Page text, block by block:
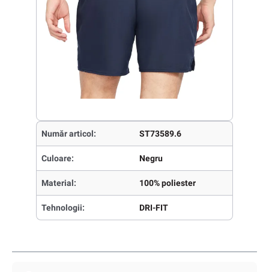
Număr articol: ST73589.6
Culoare: Negru
Material: 100% poliester
Tehnologii: DRI-FIT